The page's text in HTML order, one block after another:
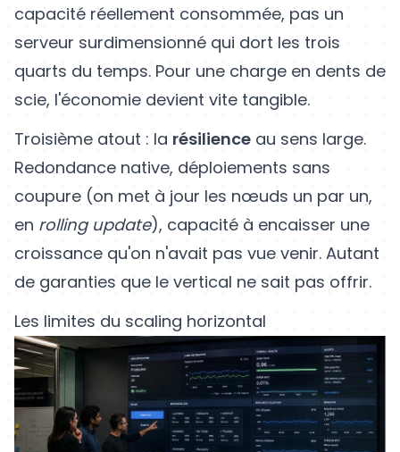
capacité réellement consommée, pas un
serveur surdimensionné qui dort les trois
quarts du temps. Pour une charge en dents de
scie, l'économie devient vite tangible.
Troisième atout : la résilience au sens large.
Redondance native, déploiements sans
coupure (on met à jour les nœuds un par un,
en rolling update), capacité à encaisser une
croissance qu'on n'avait pas vue venir. Autant
de garanties que le vertical ne sait pas offrir.
Les limites du scaling horizontal